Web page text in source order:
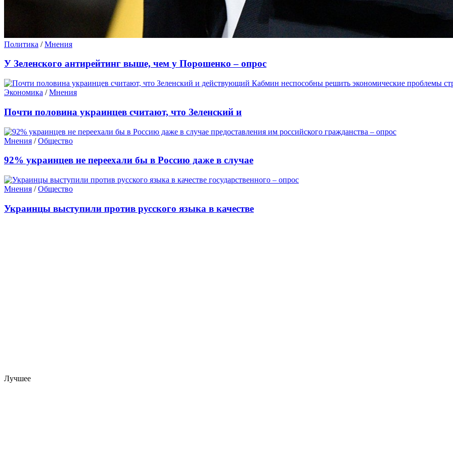
Политика /Мнения
У Зеленского антирейтинг выше, чем у Порошенко – опрос
Экономика /Мнения
Почти половина украинцев считают, что Зеленский и
Мнения /Общество
92% украинцев не переехали бы в Россию даже в случае
Мнения /Общество
Украинцы выступили против русского языка в качестве
Лучшее